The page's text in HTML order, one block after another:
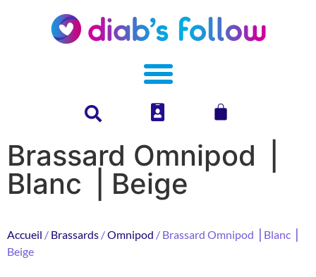
Brassard Omnipod ⎥
Blanc ⎥ Beige
Accueil / Brassards /Omnipod / Brassard Omnipod ⎥ Blanc ⎥
Beige